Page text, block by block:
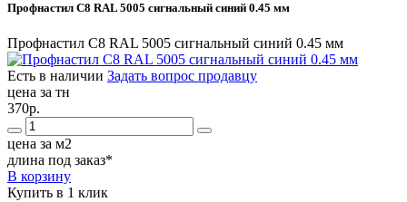
Профнастил С8 RAL 5005 сигнальный синий 0.45 мм
Профнастил С8 RAL 5005 сигнальный синий 0.45 мм
Есть в наличии Задать вопрос продавцу
цена за тн
370р.
цена за м2
длина под заказ*
В корзину
Купить в 1 клик